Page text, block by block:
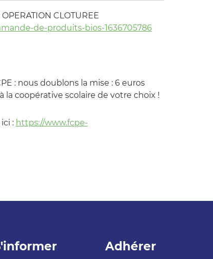
OPERATION CLOTUREE
de-produits-bios-1636705786
: nous doublons la mise : 6 euros
la coopérative scolaire de votre choix !
: https://www.fcpe-
Adhérer